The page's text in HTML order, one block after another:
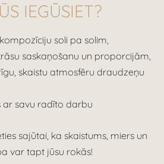
IEGŪSIET?
soli pa solim,
saskaņošanu un proporcijām,
skaistu atmosfēru draudzeņu
ar savu radīto darbu
sajūtai, ka skaistums, miers un
var tapt jūsu rokās!